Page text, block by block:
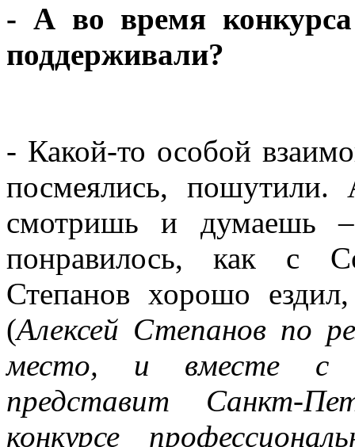
- А во время конкурса
поддерживали?
- Какой-то особой
посмеялись,
смотришь и думаешь
понравилось, как с
Степанов хорошо
(Алексей Степанов по
место, и вместе с
представит Санкт-
конкурсе